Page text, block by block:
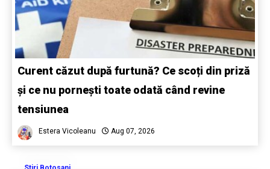
Curent căzut după furtună? Ce scoți din priză
și ce nu pornești toate odată când revine
tensiunea
Estera Vicoleanu Aug 07, 2026